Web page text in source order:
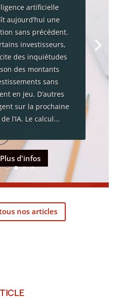
qui frappent la
ne constituent pas
une catastrophe
Ces
provoquent
un choc
majeur. Plus de
ont vu leur
près de
habitants ont été
Plus d'infos
nos articles